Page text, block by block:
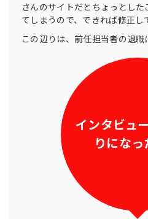
さんのサイトだとちょっとし
てしまうので、できれば修正し
この辺りは、前任担当者の退
インタビュ
りになっ